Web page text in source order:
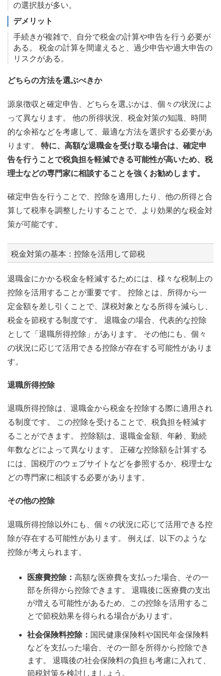
の選択肢が多い。
デメリット
手続きが複雑で、自分で税金の計算や申告を行う必要が
ある。 税金の計算を間違えると、過少申告や過大申告の
リスクがある。
どちらの方法を選ぶべきか
源泉徴収と確定申告、どちらを選ぶかは、個々の状況によ
って異なります。 他の所得状況、税金対策の知識、時間
的な余裕などを考慮して、最適な方法を選択する必要があ
ります。 特に、高額な退職金を受け取る場合は、確定申
告を行うことで税負担を軽減できる可能性が高いため、税
理士などの専門家に相談することを強くお勧めします。
確定申告を行うことで、控除を適用したり、他の所得と合
算して税率を調整したりすることで、より効果的な税金対
策が可能です。
税金対策の基本：控除を活用して節税
退職金にかかる税金を軽減するためには、様々な税制上の
控除を活用することが重要です。 控除とは、所得から一
定金額を差し引くことで、課税対象となる所得を減らし、
税金を節税する制度です。 退職金の場合、代表的な控除
として「退職所得控除」があります。 その他にも、個々
の状況に応じて活用できる控除が存在する可能性がありま
す。
退職所得控除
退職所得控除は、退職金から税金を控除する際に適用され
る制度です。 この控除を受けることで、税負担を軽減す
ることができます。 控除額は、退職金金額、年齢、勤続
年数などによって異なります。 正確な控除額を計算する
には、国税庁のウェブサイトなどを参照するか、税理士な
どの専門家に相談する必要があります。
その他の控除
退職所得控除以外にも、個々の状況に応じて活用できる控
除が存在する可能性があります。 例えば、以下のような
控除が考えられます。
医療費控除： 高額な医療費を支払った場合、その一
部を所得から控除できます。 退職後に医療費の支出
が増える可能性があるため、この控除を活用するこ
とで節税効果を得られる場合があります。
社会保険料控除： 国民健康保険料や国民年金保険料
などを支払った場合、その一部を所得から控除でき
ます。 退職後の社会保険料の負担も考慮に入れて、
節税対策を検討しましょう。